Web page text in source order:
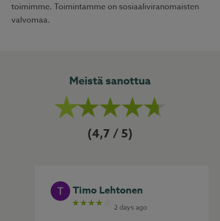
toimimme. Toimintamme on sosiaaliviranomaisten
valvomaa.
Meistä sanottua
4,7
Timo Lehtonen
★★★★ 2 days ago